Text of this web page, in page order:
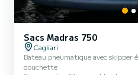
Sacs Madras 750
Cagliari
Bateau pneumatique avec skipper
douchette